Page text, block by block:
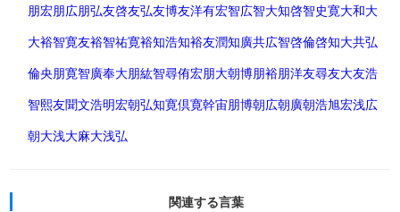
朋宏朋広朋弘友啓友弘友博友洋有宏智広智大知啓智史寛大和大
大裕智寛友裕智祐寛裕知浩知裕友潤知廣共広智啓倫啓知大共弘
倫央朋寛智廣奉大朋紘智尋侑宏朋大朝博朋裕朋洋友尋友大友浩
智熙友聞文浩明宏朝弘知寛倶寛幹宙朋博朝広朝廣朝浩旭宏浅広
朝大浅大麻大浅弘
関連する言葉